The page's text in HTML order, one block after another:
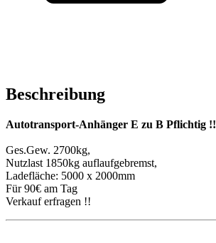
Beschreibung
Autotransport-Anhänger E zu B Pflichtig !!
Ges.Gew. 2700kg,
Nutzlast 1850kg auflaufgebremst,
Ladefläche: 5000 x 2000mm
Für 90€ am Tag
Verkauf erfragen !!